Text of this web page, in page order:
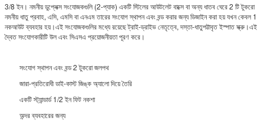
3/8 ইন। নমনীয় ডুপ্লেক্স সংযোজকগুলি (2-প্যাক) একটি স্টিলের আউটলেট বাক্সে বা অন্য ধাতব ঘেরে 2 টি টুকরো
নমনীয় ধাতু প্রবাহ, এসি, এমসি বা এনএম তারের সংযোগ স্থাপন এবং বন্ড করার জন্য ডিজাইন করা হয় যখন কেবল 1
নকআউট ব্যবহার হয়।এই সংযোজকগুলির মধ্যে রয়েছে ট্রাই-ড্রাইভ নেতৃত্বে, দস্তা-ধাতুপট্টাবৃত ইস্পাত স্ক্রু।এই
দ্বৈত সংযোগকারীটি উল এবং সিএসএ প্রয়োজনীয়তা পূরণ করে।
সংযোগ স্থাপন এবং বন্ড 2 টুকরো জলপথ
জারা-প্রতিরোধী ডাই-কাস্ট জিঙ্ক অ্যালো দিয়ে তৈরি
একটি স্ট্যান্ডার্ড 1/2 ইন ফিট নকশা
অন্দর ব্যবহারের জন্য